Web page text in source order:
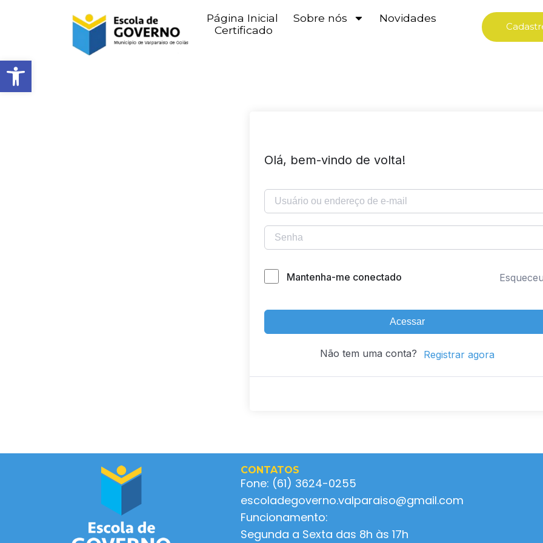
Abrir barra de ferramentas
Página Inicial Sobre nós
Novidades
Certificado
Olá, bem-vindo de volta!
Mantenha-me conectado
Acessar
Não tem uma conta? Registrar agora
CONTATOS
Fone: (61) 3624-0255
escoladegoverno.valparaiso@gmail.com
Funcionamento:
Segunda a Sexta das 8h às 17h